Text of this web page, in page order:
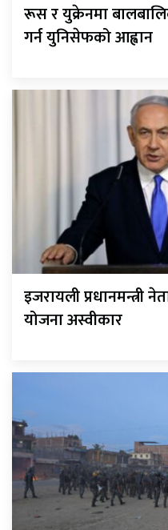
रूस र युक्रेनमा
गर्न युनिसेफको आह्वान
इजरायली प्रधानमन्त्री
योजना अस्वीकार